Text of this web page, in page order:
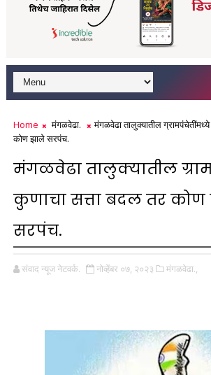
Home मंगळवेढा.
मंगळवेढा तालुक्यातील
कोण झाले सरपंच.
मंगळवेढा तालुक्यातील
कुणाचा सत्ता बदल तर
सरपंच.
संवाद न्यूज नेटवर्क. नोव्हेंबर ०७, २०२३ मंगळवेढा.,